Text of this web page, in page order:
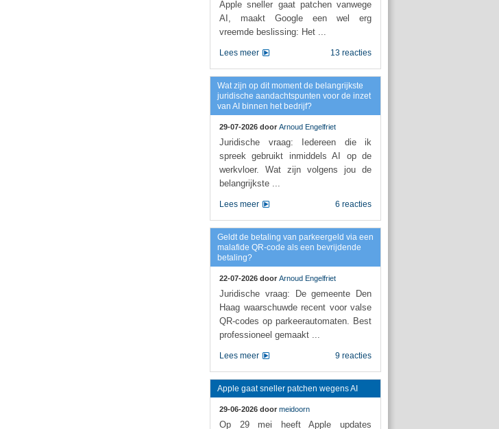
Apple sneller gaat patchen vanwege
AI, maakt Google een wel erg
vreemde beslissing: Het ...
13 reacties
Lees meer
Wat zijn op dit moment de belangrijkste
juridische aandachtspunten voor de inzet
van AI binnen het bedrijf?
29-07-2026 door Arnoud Engelfriet
Juridische vraag: Iedereen die ik
spreek gebruikt inmiddels AI op de
werkvloer. Wat zijn volgens jou de
belangrijkste ...
6 reacties
Lees meer
Geldt de betaling van parkeergeld via een
malafide QR-code als een bevrijdende
betaling?
22-07-2026 door Arnoud Engelfriet
Juridische vraag: De gemeente Den
Haag waarschuwde recent voor valse
QR-codes op parkeerautomaten. Best
professioneel gemaakt ...
9 reacties
Lees meer
Apple gaat sneller patchen wegens AI
29-06-2026 door meidoorn
Op 29 mei heeft Apple updates